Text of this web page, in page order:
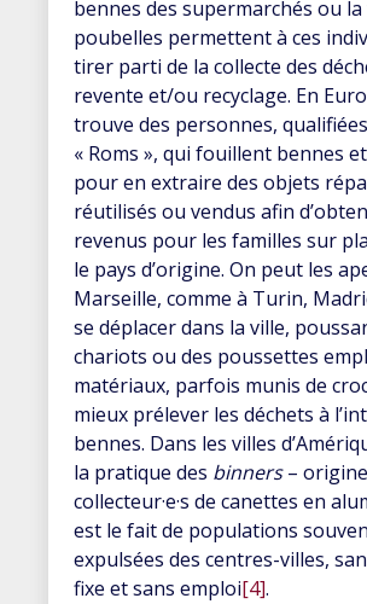
bennes des supermarchés ou
poubelles permettent à ces
tirer parti de la collecte des
revente et/ou recyclage. En
trouve des personnes,
« Roms », qui fouillent bennes
pour en extraire des objets
réutilisés ou vendus afin
revenus pour les familles sur
le pays d’origine. On peut les
Marseille, comme à Turin,
se déplacer dans la ville,
chariots ou des poussettes
matériaux, parfois munis de
mieux prélever les déchets à
bennes. Dans les villes
la pratique des binners–
collecteur·e·s de canettes en
est le fait de populations
expulsées des centres-villes,
fixe et sans emploi[4].